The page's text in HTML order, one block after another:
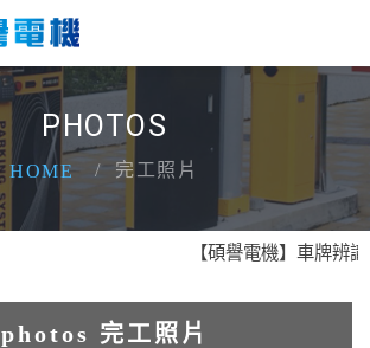
PHOTOS
HOME 完工照片
【碩譽電機】車牌辨
photos 完工照片